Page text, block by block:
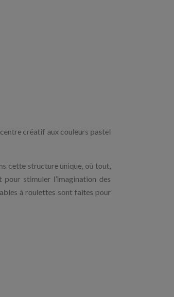
créatif aux couleurs pastel
cette structure unique, où tout,
stimuler l’imagination des
à roulettes sont faites pour